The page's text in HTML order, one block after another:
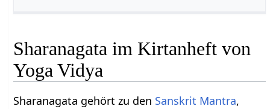
Sharanagata im Kirtanheft von
Yoga Vidya
Sharanagata gehört zu den Sanskrit Mantra,